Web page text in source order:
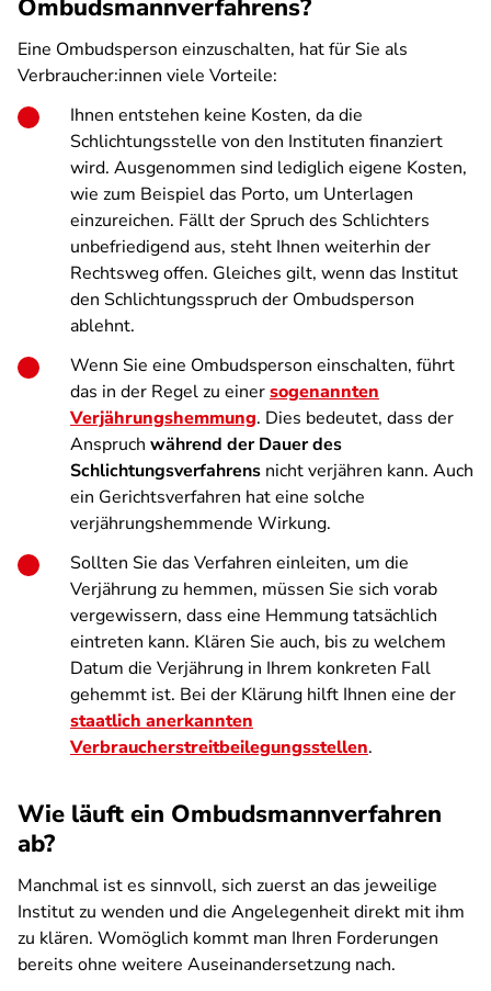
Ombudsmannverfahrens?
Eine Ombudsperson einzuschalten, hat für Sie als
Verbraucher:innen viele Vorteile:
Ihnen entstehen keine Kosten, da die
Schlichtungsstelle von den Instituten finanziert
wird. Ausgenommen sind lediglich eigene Kosten,
wie zum Beispiel das Porto, um Unterlagen
einzureichen. Fällt der Spruch des Schlichters
unbefriedigend aus, steht Ihnen weiterhin der
Rechtsweg offen. Gleiches gilt, wenn das Institut
den Schlichtungsspruch der Ombudsperson
ablehnt.
Wenn Sie eine Ombudsperson einschalten, führt
das in der Regel zu einersogenannten
Verjährungshemmung. Dies bedeutet, dass der
Anspruch während der Dauer des
Schlichtungsverfahrens nicht verjähren kann. Auch
ein Gerichtsverfahren hat eine solche
verjährungshemmende Wirkung.
Sollten Sie das Verfahren einleiten, um die
Verjährung zu hemmen, müssen Sie sich vorab
vergewissern, dass eine Hemmung tatsächlich
eintreten kann. Klären Sie auch, bis zu welchem
Datum die Verjährung in Ihrem konkreten Fall
gehemmt ist. Bei der Klärung hilft Ihnen eine der
staatlich anerkannten
Verbraucherstreitbeilegungsstellen.
Wie läuft ein Ombudsmannverfahren
ab?
Manchmal ist es sinnvoll, sich zuerst an das jeweilige
Institut zu wenden und die Angelegenheit direkt mit ihm
zu klären. Womöglich kommt man Ihren Forderungen
bereits ohne weitere Auseinandersetzung nach.